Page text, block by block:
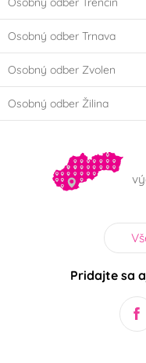
Osobný odber Trnava
Osobný odber Zvolen
Osobný odber Žilina
Pridajte sa